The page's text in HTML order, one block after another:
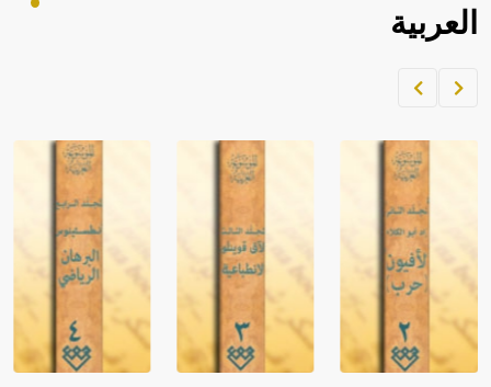
العربية